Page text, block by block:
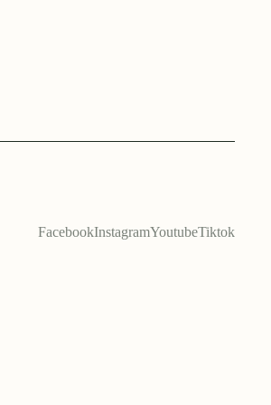
FacebookInstagramYoutubeTiktok